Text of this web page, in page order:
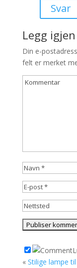
Svar
Legg
Din e-
felt er merket
« Stilige lampe